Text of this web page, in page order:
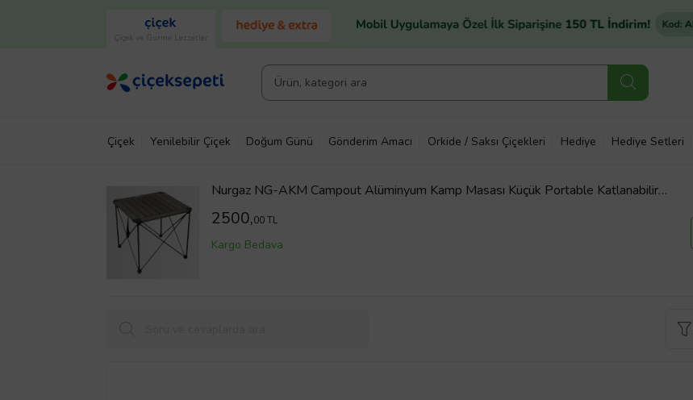
Çiçek ve Gurme Lezzetler
Çiçek Yenilebilir Çiçek Doğum Günü Gönderim Amacı Orkide / Saksı Çiçekleri Hediye Hediye Setleri
Nurgaz NG-AKM Campout Alüminyum Kamp Masası Küçük Portable Katlanabilir
Çanta Hediyeli
2500,00 TL
Kargo Bedava